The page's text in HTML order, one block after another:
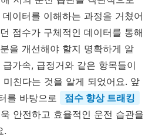
이터를 이해하는 과정을 거쳤어
점수가 구체적인 데이터를 통해
을 개선해야 할지 명확하게 알
가속, 급정거와 같은 항목들이
친다는 것을 알게 되었어요. 앞
를 바탕으로
점수 향상 트래킹
안전하고 효율적인 운전 습관을
.